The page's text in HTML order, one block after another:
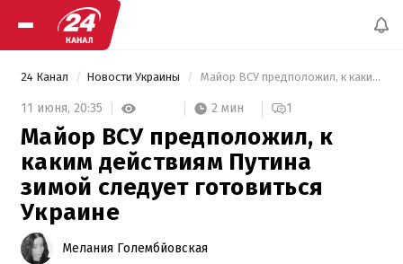
24 Канал Новости Украины Майор ВСУ предположил, к каким действиям Путина зимой следует готовиться Украине
11 июня, 20:35 2 мин 1
Майор ВСУ предположил, к
каким действиям Путина
зимой следует готовиться
Украине
Мелания Голембйовская